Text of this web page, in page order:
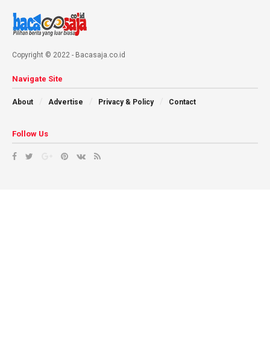
Copyright © 2022 - Bacasaja.co.id
Navigate Site
About Advertise Privacy & Policy Contact
Follow Us